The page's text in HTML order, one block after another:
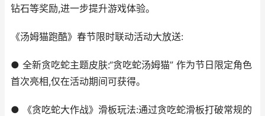
钻石等奖励,进一步提升游戏体验。
《汤姆猫跑酷》春节限时联动活动大放送:
● 全新贪吃蛇主题皮肤:“贪吃蛇汤姆猫” 作为节日限定角色
首次亮相,仅在活动期间可获得。
● 《贪吃蛇大作战》滑板玩法:通过贪吃蛇滑板打破常规的